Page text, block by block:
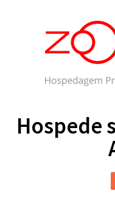
Hospede